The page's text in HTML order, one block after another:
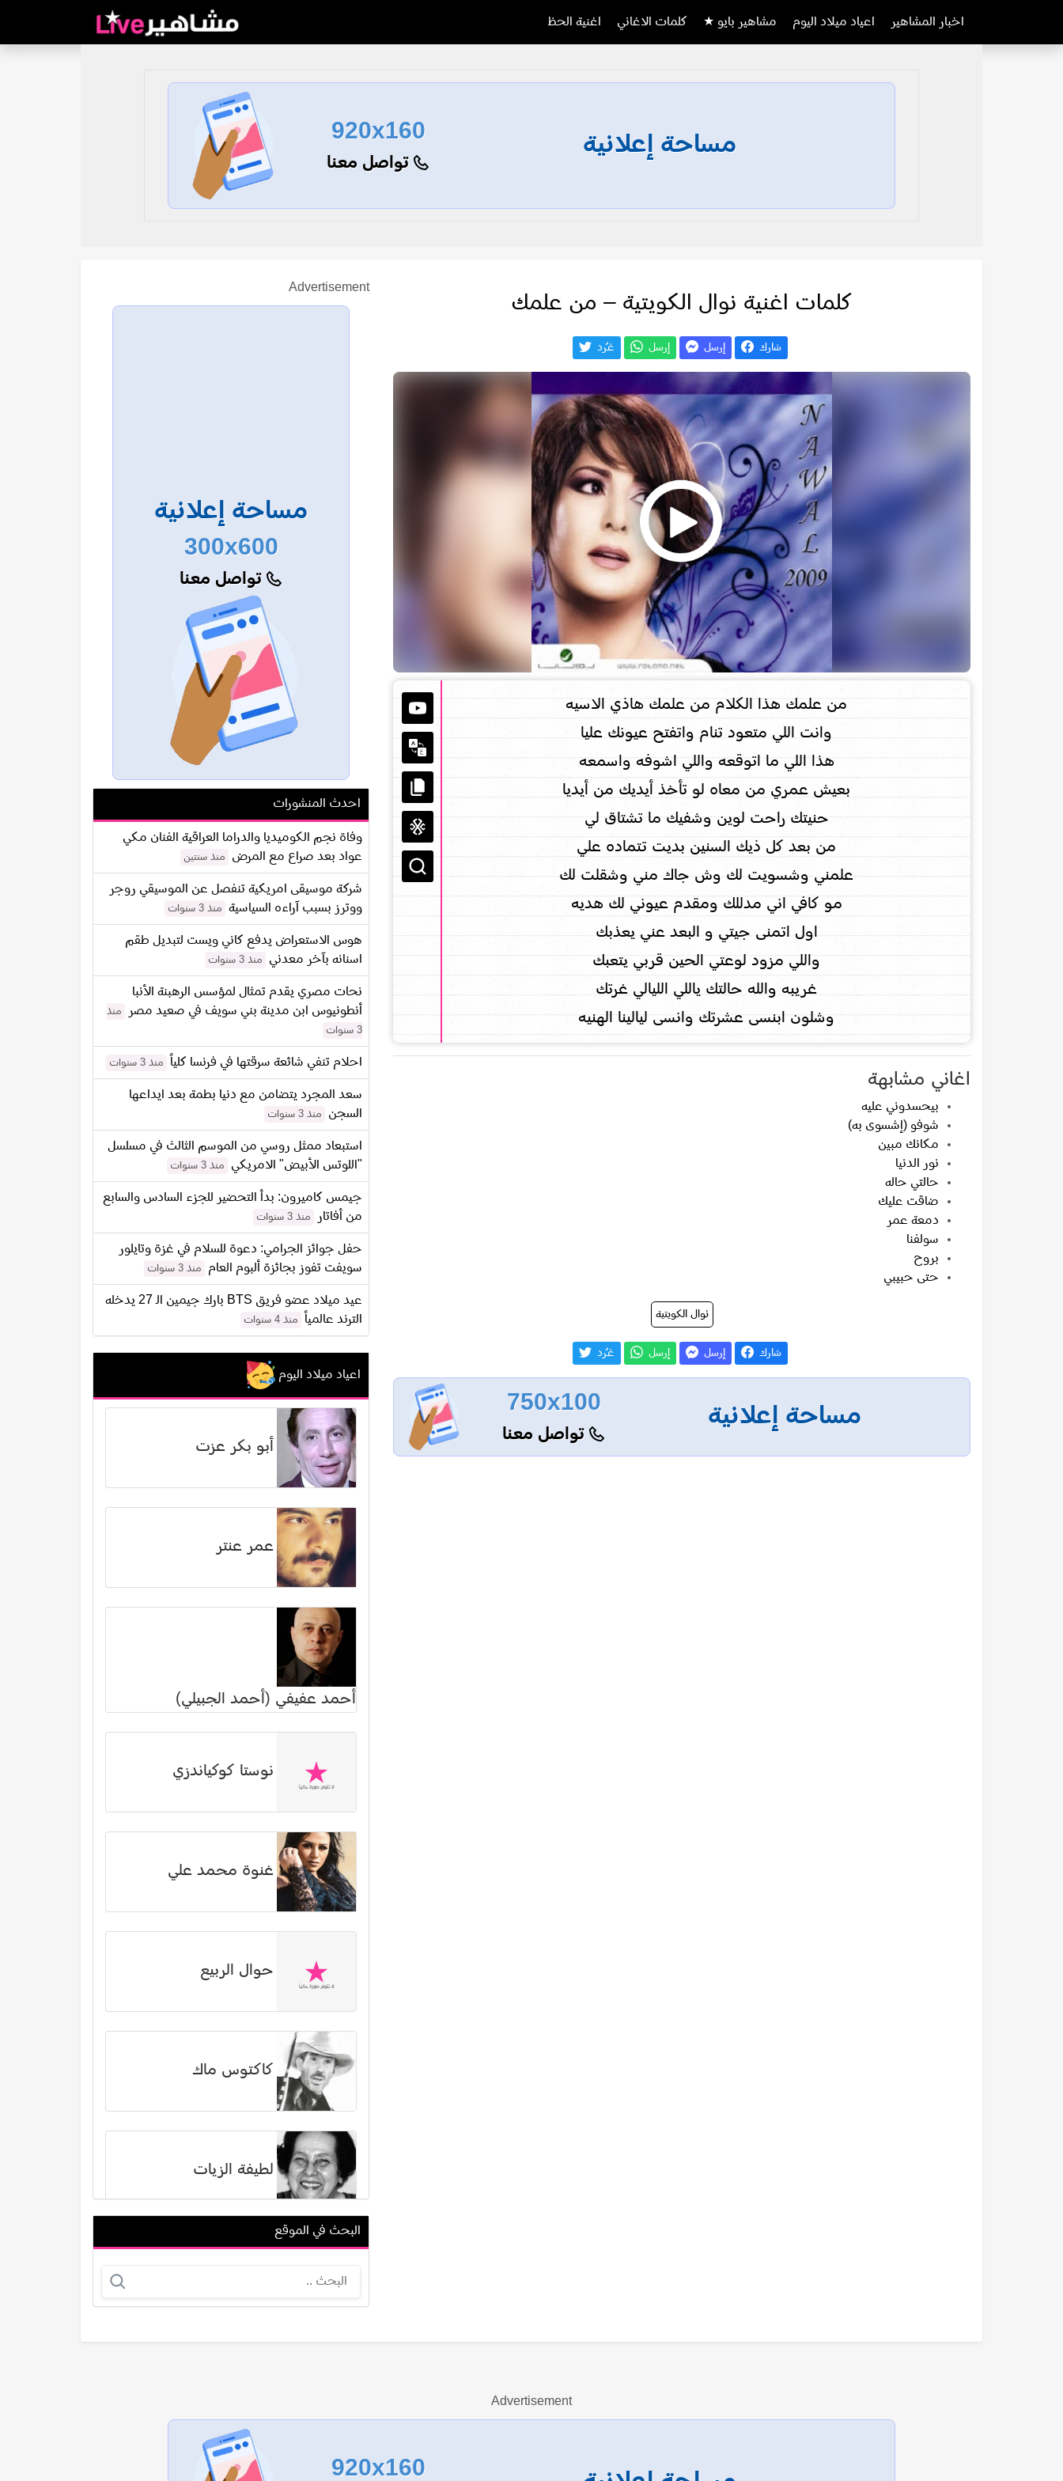
اخبار المشاهير اعياد ميلاد اليوم مشاهير بايو ★ كلمات الاغاني اغنية الحظ
مساحة إعلانية
920x160
تواصل معنا
كلمات اغنية نوال الكويتية – من علمك
شارك إرسل إرسل غـّرد
من علمك هذا الكلام من علمك هاذي الاسيه
وانت اللي متعود تنام واتفتح عيونك عليا
هذا اللي ما اتوقعه واللي اشوفه واسمعه
بعيش عمري من معاه لو تأخذ أيديك من أيديا
حنيتك راحت لوين وشفيك ما تشتاق لي
من بعد كل ذيك السنين بديت تتماده علي
علمني وشسويت لك وش جاك مني وشقلت لك
مو كافي اني مدللك ومقدم عيوني لك هديه
اول اتمنى جيتي و البعد عني يعذبك
واللي مزود لوعتي الحين قربي يتعبك
غريبه والله حالتك ياللي الليالي غرتك
وشلون ابنسى عشرتك وانسى ليالينا الهنيه
اغاني مشابهة
بيحسدوني عليه
شوفو (إشسوى به)
مكانك مبين
نور الدنيا
حالتي حاله
ضاقت عليك
دمعة عمر
سولفنا
بروح
حتى حبيبي
نوال الكويتية
شارك إرسل إرسل غـّرد
مساحة إعلانية
750x100
تواصل معنا
Advertisement
مساحة إعلانية
300x600
تواصل معنا
احدث المنشورات
وفاة نجم الكوميديا والدراما العراقية الفنان مكي
عواد بعد صراع مع المرض
منذ سنتين
شركة موسيقى امريكية تنفصل عن الموسيقي روجر
ووترز بسبب آراءه السياسية
منذ 3 سنوات
هوس الاستعراض يدفع كاني ويست لتبديل طقم
اسنانه بآخر معدني
منذ 3 سنوات
نحات مصري يقدم تمثال لمؤسس الرهبنة الأنبا
أنطونيوس ابن مدينة بني سويف في صعيد مصر
منذ
3 سنوات
احلام تنفي شائعة سرقتها في فرنسا كلياً منذ 3 سنوات
سعد المجرد يتضامن مع دنيا بطمة بعد ايداعها
السجن
منذ 3 سنوات
استبعاد ممثل روسي من الموسم الثالث في مسلسل
"اللوتس الأبيض" الامريكي
منذ 3 سنوات
جيمس كاميرون: بدأ التحضير للجزء السادس والسابع
من أفاتار
منذ 3 سنوات
حفل جوائز الجرامي: دعوة للسلام في غزة وتايلور
سويفت تفوز بجائزة ألبوم العام
منذ 3 سنوات
عيد ميلاد عضو فريق BTS بارك جيمين الـ 27 يدخله
الترند عالمياً
منذ 4 سنوات
اعياد ميلاد اليوم
أبو بكر عزت
عمر عنتر
أحمد عفيفي (أحمد الجبيلي)
نوستا كوكياندزي
غنوة محمد علي
حوال الربيع
كاكتوس ماك
لطيفة الزيات
عرض الكل
البحث في الموقع
Advertisement
920x160